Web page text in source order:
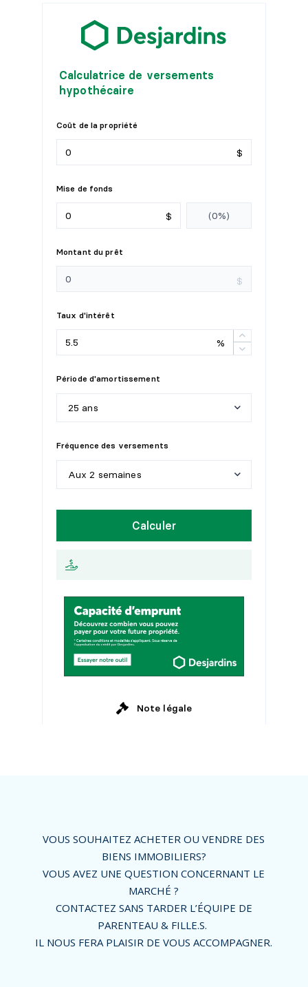
VOUS SOUHAITEZ ACHETER OU VENDRE DES
BIENS IMMOBILIERS?
VOUS AVEZ UNE QUESTION CONCERNANT LE
MARCHÉ ?
CONTACTEZ SANS TARDER L’ÉQUIPE DE
PARENTEAU & FILLE.S.
IL NOUS FERA PLAISIR DE VOUS ACCOMPAGNER.